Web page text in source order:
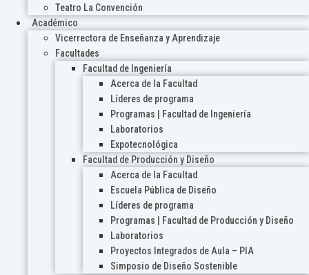
Teatro La Convención
Académico
Vicerrectora de Enseñanza y Aprendizaje
Facultades
Facultad de Ingeniería
Acerca de la Facultad
Líderes de programa
Programas | Facultad de Ingeniería
Laboratorios
Expotecnológica
Facultad de Producción y Diseño
Acerca de la Facultad
Escuela Pública de Diseño
Líderes de programa
Programas | Facultad de Producción y Diseño
Laboratorios
Proyectos Integrados de Aula – PIA
Simposio de Diseño Sostenible